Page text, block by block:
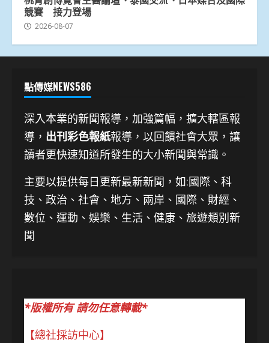
競賽 接力登場
2026-08-07
點傳媒NEWS586
深入本業的新聞報導，加強篇幅，擴大轄區報
導， 出刊彩色報紙報導，以回饋社會大眾，讓
讀者更快速知道所發生的大小新聞與常識。
主要以提供每日更新最新新聞 ，如:國際、科
技、 政治、社會、地方、兩岸、國際、財經、
數位、運動、娛樂、生活、健康、旅遊類別新
聞
*版權所有 請勿任意轉載*
【總社採訪中心】